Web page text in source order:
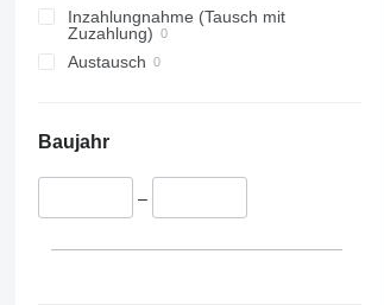
Inzahlungnahme (Tausch mit
Zuzahlung)
Austausch
Baujahr
–